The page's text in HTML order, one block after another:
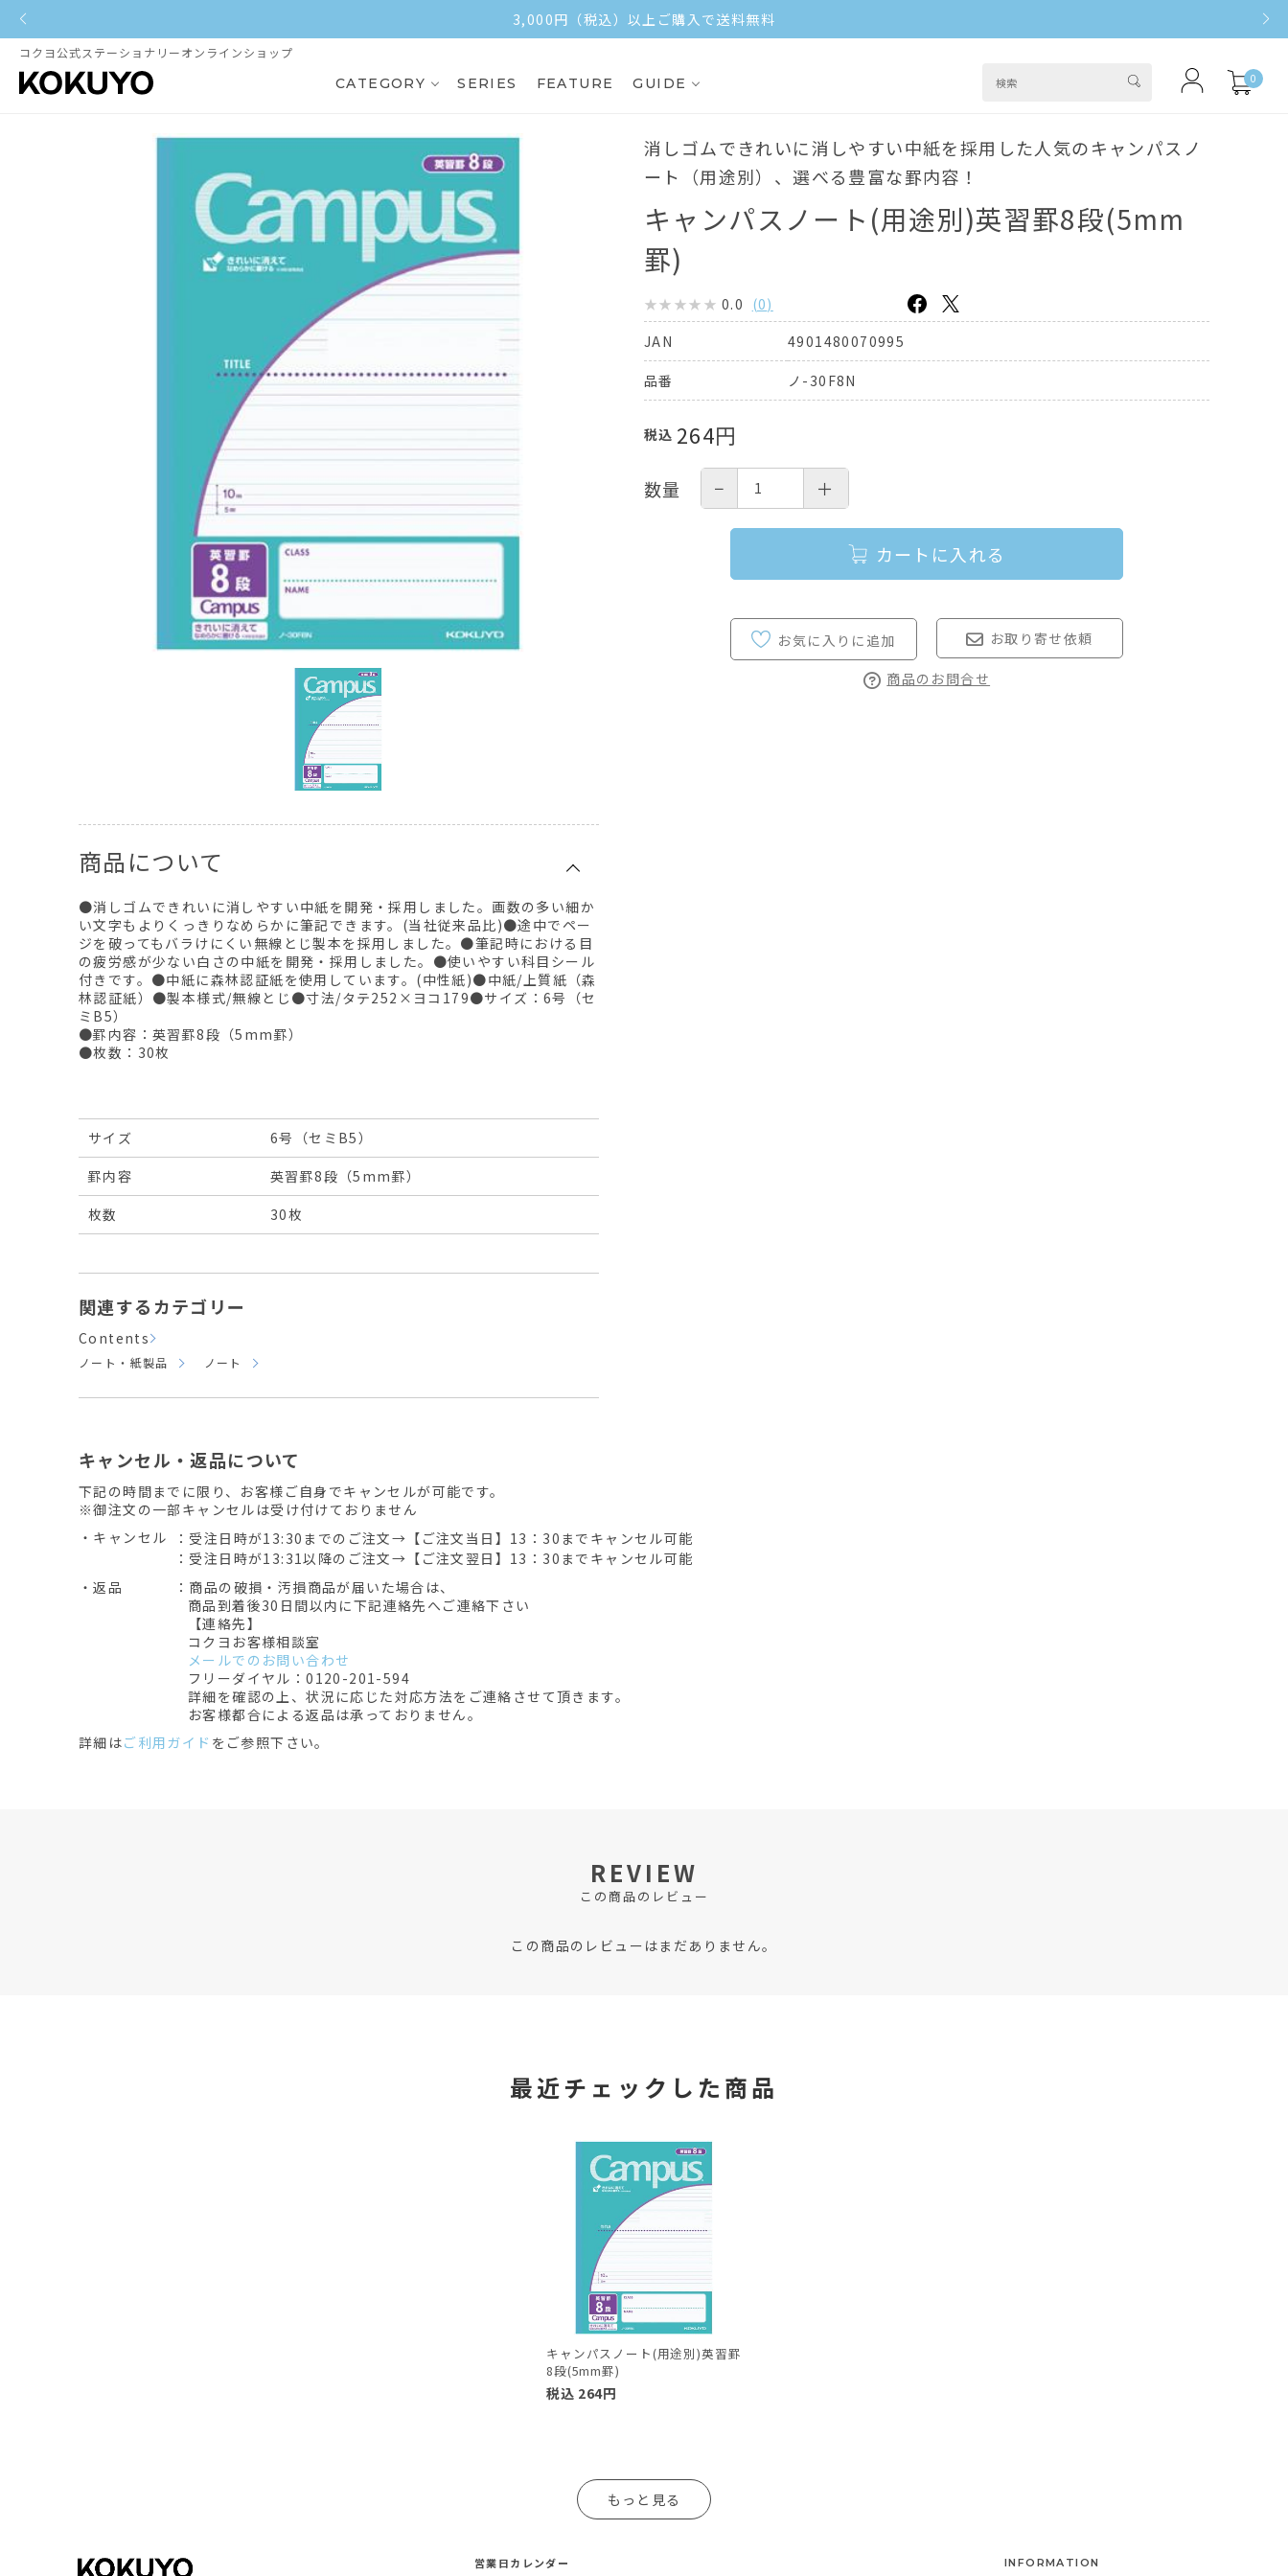
3,000円（税込）以上ご購入で送料無料
コクヨ公式ステーショナリーオンラインショップ
CATEGORY SERIES FEATURE GUIDE 0
商品について
●消しゴムできれいに消しやすい中紙を開発・採用しました。画数の多い細か
い文字もよりくっきりなめらかに筆記できます。(当社従来品比)●途中でペー
ジを破ってもバラけにくい無線とじ製本を採用しました。●筆記時における目
の疲労感が少ない白さの中紙を開発・採用しました。●使いやすい科目シール
付きです。●中紙に森林認証紙を使用しています。(中性紙)●中紙/上質紙（森
林認証紙）●製本様式/無線とじ●寸法/タテ252×ヨコ179●サイズ：6号（セ
ミB5）
●罫内容：英習罫8段（5mm罫）
●枚数：30枚
サイズ
6号（セミB5）
罫内容
英習罫8段（5mm罫）
枚数
30枚
関連するカテゴリー
Contents
ノート・紙製品 ノート
消しゴムできれいに消しやすい中紙を採用した人気のキャンパスノ
ート（用途別）、選べる豊富な罫内容！
キャンパスノート(用途別)英習罫8段(5mm
罫)
0.0 (0)
JAN
4901480070995
品番 ノ-30F8N
税込 264円
数量 − ＋
カートに入れる
お取り寄せ依頼
商品のお問合せ
キャンセル・返品について
下記の時間までに限り、お客様ご自身でキャンセルが可能です。
※御注文の一部キャンセルは受け付けておりません
・キャンセル
：受注日時が13:30までのご注文→【ご注文当日】13：30までキャンセル可能
：受注日時が13:31以降のご注文→【ご注文翌日】13：30までキャンセル可能
・返品
：商品の破損・汚損商品が届いた場合は、
商品到着後30日間以内に下記連絡先へご連絡下さい
【連絡先】
コクヨお客様相談室
メールでのお問い合わせ
フリーダイヤル：0120-201-594
詳細を確認の上、状況に応じた対応方法をご連絡させて頂きます。
お客様都合による返品は承っておりません。
詳細はご利用ガイド をご参照下さい。
REVIEW
この商品のレビュー
この商品のレビューはまだありません。
最近チェックした商品
キャンパスノート(用途別)英習罫
8段(5mm罫)
税込 264円
もっと見る
営業日カレンダー INFORMATION